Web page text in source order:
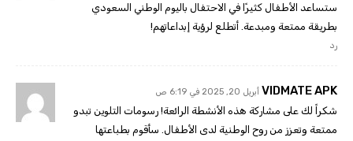
ستساعد الأطفال كثيرًا في الاحتفال باليوم الوطني السعودي
بطريقة ممتعة ومبدعة. أتطلع لرؤية إبداعاتهم!
رد
VIDMATE APK أبريل 20, 2025 في 6:19 ص
شكراً لك على مشاركة هذه الأنشطة الرائعة! رسومات التلوين تبدو
ممتعة وتعزز من روح الوطنية لدى الأطفال. سأقوم بطباعتها